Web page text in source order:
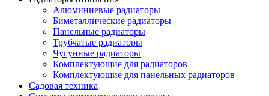
Алюминиевые радиаторы
Биметаллические радиаторы
Панельные радиаторы
Трубчатые радиаторы
Чугунные радиаторы
Комплектующие для радиаторов
Комплектующие для панельных радиаторов
Садовая техника